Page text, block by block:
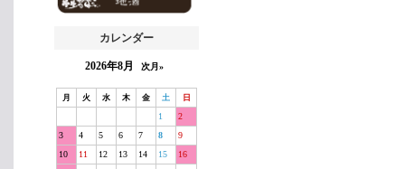
カレンダー
2026年8月 次月»
月 火 水 木 金 土 日
1
2
3
4 5 6 7 8
9
10
11 12 13 14 15
16